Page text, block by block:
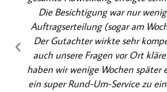
e
t
m
i
t
5
Die Besichtigung war nur
Auftragserteilung (sogar am
Der Gutachter wirkte sehr
auch unsere Fragen vor Ort
haben wir wenige Wochen später
ein super Rund-Um-Service zu